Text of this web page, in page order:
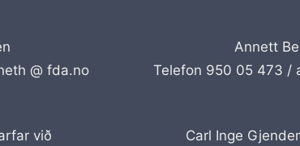
@ fda.no
Annett
Telefon 950 05 473 /
við
Carl Inge